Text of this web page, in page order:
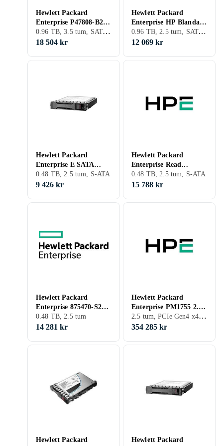
Hewlett Packard
Enterprise P47808-B21
SSD SATA 960GB
0.96 TB, 3.5 tum, SATA III (6Gb/s), S-ATA
18 504 kr
Hewlett Packard
Enterprise HP Blandad
användning 2.5 SATA
960GB
0.96 TB, 2.5 tum, SATA III (6Gb/s), S-ATA
12 069 kr
Hewlett Packard
Enterprise E SATA
480GB
0.48 TB, 2.5 tum, S-ATA
9 426 kr
Hewlett Packard
Enterprise Read
Intensive SSD SATA
6Gb/s 480GB
0.48 TB, 2.5 tum, S-ATA
15 788 kr
Hewlett Packard
Enterprise 875470-S21
SSD 480GB
0.48 TB, 2.5 tum
14 281 kr
Hewlett Packard
Enterprise PM1755 2.5"
SFF U.3 PCIe 4.0
NVMe 3.2Tt
2.5 tum, PCIe Gen4 x4 NVMe
354 285 kr
Hewlett Packard
Hewlett Packard